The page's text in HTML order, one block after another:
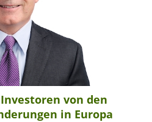
von den
in Europa